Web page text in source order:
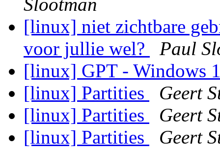
Slootman
[linux] niet zichtbare
voor jullie wel?
Paul
[linux] GPT - Windows
[linux] Partities
Geert
[linux] Partities
Geert
[linux] Partities
Geert